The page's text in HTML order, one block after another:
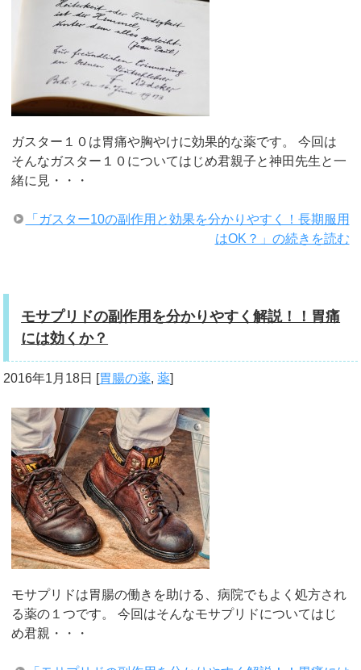
ガスター１０は胃痛や胸やけに効果的な薬です。 今回は
そんなガスター１０についてはじめ君親子と神田先生と一
緒に見・・・
「ガスター10の副作用と効果を分かりやすく！長期服用
はOK？」の続きを読む
モサプリドの副作用を分かりやすく解説！！胃痛
には効くか？
2016年1月18日 [胃腸の薬,薬]
モサプリドは胃腸の働きを助ける、病院でもよく処方され
る薬の１つです。 今回はそんなモサプリドについてはじ
め君親・・・